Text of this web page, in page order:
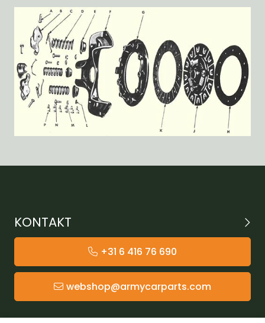
KONTAKT
+31 6 416 76 690
webshop@armycarparts.com